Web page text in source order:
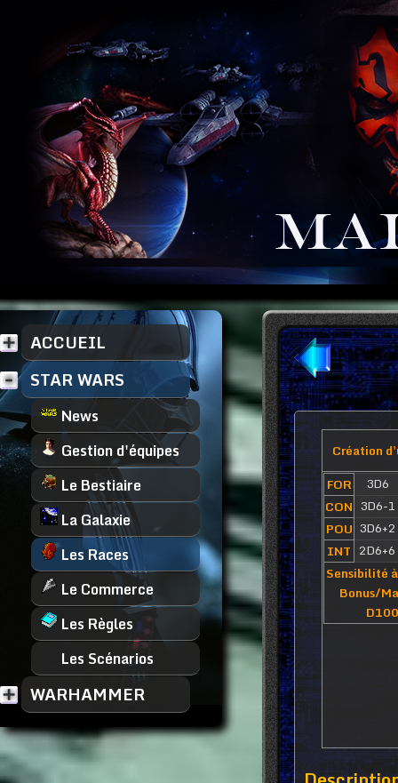
ACCUEIL
STAR WARS
News
Gestion d'équipes
Le Bestiaire
La Galaxie
Les Races
Le Commerce
Les Règles
Les Scénarios
WARHAMMER
Création
FOR
3D6
CON 3D6-1
POU 3D6+2
INT 2D6+6
Sensibilité
Bonus/